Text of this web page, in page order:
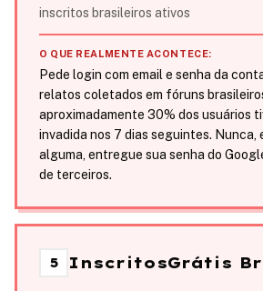
inscritos brasileiros ativos
O QUE REALMENTE ACONTECE:
Pede login com email e senha da
relatos coletados em fóruns
aproximadamente 30% dos usuários
invadida nos 7 dias seguintes. Nunca,
alguma, entregue sua senha do
de terceiros.
5 InscritosGrátis